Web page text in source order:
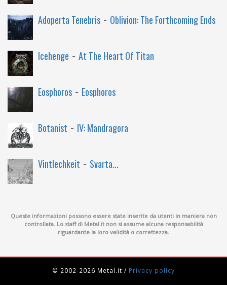
Adoperta Tenebris - Oblivion: The Forthcoming Ends
Icehenge - At The Heart Of Titan
Eosphoros - Eosphoros
Botanist - IV: Mandragora
Vintlechkeit - Svarta...
Queste informazioni possono essere state inserite da utenti in maniera non
controllata. Lo staff di Metal.it non si assume alcuna responsabilità
riguardante la loro validità o correttezza.
© 2002-2026 Metal.it / Privacy policy